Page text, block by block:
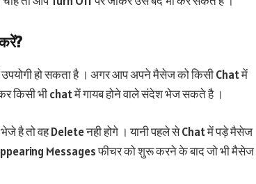
हो सकता है । अगर आप अपने मैसेज को किसी Chat में
किसी भी chat में गायब होने वाले संदेश भेज सकते है ।
तो वह Delete नही होगे । यानी पहले से Chat में पड़े मैसेज
Messages फीचर को शुरू करने के बाद जो भी मैसेज